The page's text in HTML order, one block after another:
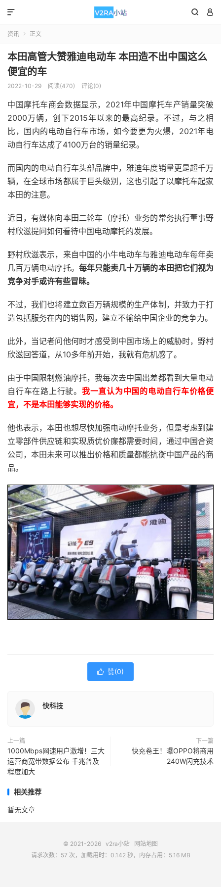
 

资讯  正文
本田高管大赞雅迪电动车 本田造不出中国这么
便宜的车
2022-10-29 阅读(470) 评论(0)
中国摩托车商会数据显示，2021年中国摩托车产销量突破
2000万辆，创下2015年以来的最高纪录。不过，与之相
比，国内的电动自行车市场，如今要更为火爆，2021年电
动自行车达成了4100万台的销量纪录。
而国内的电动自行车头部品牌中，雅迪年度销量更是超千万
辆，在全球市场都属于巨头级别，这也引起了以摩托车起家
本田的注意。
近日，有媒体向本田二轮车（摩托）业务的常务执行董事野
村欣滋提问如何看待中国电动摩托的发展。
野村欣滋表示，来自中国的小牛电动车与雅迪电动车每年卖
几百万辆电动摩托。 每年只能卖几十万辆的本田把它们视为
竞争对手或许有些冒昧。
不过，我们也将建立数百万辆规模的生产体制，并致力于打
造包括服务在内的销售网，建立不输给中国企业的竞争力。
此外，当记者问他何时才感受到中国市场上的威胁时，野村
欣滋回答道，从10多年前开始，我就有危机感了。
由于中国限制燃油摩托，我每次去中国出差都看到大量电动
自行车在路上行驶。 我一直认为中国的电动自行车价格便
宜，不是本田能够实现的价格。
他也表示，本田也想尽快加强电动摩托业务，但是考虑到建
立零部件供应链和实现质优价廉都需要时间，通过中国合资
公司，本田未来可以推出价格和质量都能抗衡中国产品的商
品。
 赞(0)
快科技
上一篇
1000Mbps网速用户激增！三大
运营商宽带数据公布 千兆普及
程度加大
下一篇
快充卷王！曝OPPO将商用
240W闪充技术
相关推荐
暂无文章
© 2021-2026 v2ra小站
网站地图
请求次数：57 次，加载用时：0.142 秒，内存占用：5.16 MB